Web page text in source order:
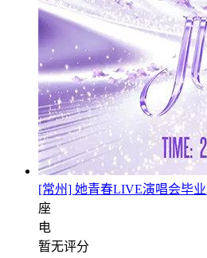
[常州] 她青春LIVE演唱会毕
座
电
暂无评分